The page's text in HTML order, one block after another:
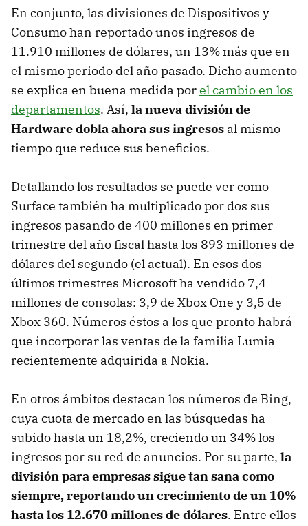
En conjunto, las divisiones de Dispositivos y
Consumo han reportado unos ingresos de
11.910 millones de dólares, un 13% más que en
el mismo periodo del año pasado. Dicho aumento
se explica en buena medida porel cambio en los
departamentos. Así, la nueva división de
Hardware dobla ahora sus ingresos al mismo
tiempo que reduce sus beneficios.
Detallando los resultados se puede ver como
Surface también ha multiplicado por dos sus
ingresos pasando de 400 millones en primer
trimestre del año fiscal hasta los 893 millones de
dólares del segundo (el actual). En esos dos
últimos trimestres Microsoft ha vendido 7,4
millones de consolas: 3,9 de Xbox One y 3,5 de
Xbox 360. Números éstos a los que pronto habrá
que incorporar las ventas de la familia Lumia
recientemente adquirida a Nokia.
En otros ámbitos destacan los números de Bing,
cuya cuota de mercado en las búsquedas ha
subido hasta un 18,2%, creciendo un 34% los
ingresos por su red de anuncios. Por su parte, la
división para empresas sigue tan sana como
siempre, reportando un crecimiento de un 10%
hasta los 12.670 millones de dólares. Entre ellos